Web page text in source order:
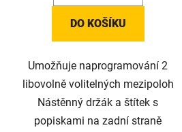
DO KOŠÍKU
Umožňuje naprogramování 2
libovolně volitelných mezipoloh
Nástěnný držák a štítek s
popiskami na zadní straně